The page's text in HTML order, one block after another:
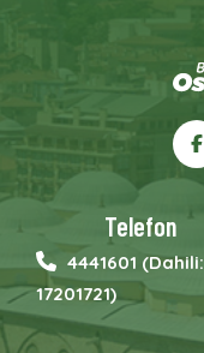
Telefon
4441601 (Dahili:
17201721)